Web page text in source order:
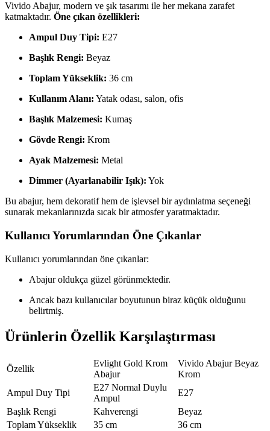
Vivido Abajur, modern ve şık tasarımı ile her mekana zarafet
katmaktadır. Öne çıkan özellikleri:
Ampul Duy Tipi: E27
Başlık Rengi: Beyaz
Toplam Yükseklik: 36 cm
Kullanım Alanı: Yatak odası, salon, ofis
Başlık Malzemesi: Kumaş
Gövde Rengi: Krom
Ayak Malzemesi: Metal
Dimmer (Ayarlanabilir Işık): Yok
Bu abajur, hem dekoratif hem de işlevsel bir aydınlatma seçeneği
sunarak mekanlarınızda sıcak bir atmosfer yaratmaktadır.
Kullanıcı Yorumlarından Öne Çıkanlar
Kullanıcı yorumlarından öne çıkanlar:
Abajur oldukça güzel görünmektedir.
Ancak bazı kullanıcılar boyutunun biraz küçük olduğunu
belirtmiş.
Ürünlerin Özellik Karşılaştırması
Özellik
Evlight Gold Krom
Abajur
Vivido Abajur Beyaz
Krom
Ampul Duy Tipi
E27 Normal Duylu
Ampul
E27
Başlık Rengi
Kahverengi
Beyaz
Toplam Yükseklik
35 cm
36 cm